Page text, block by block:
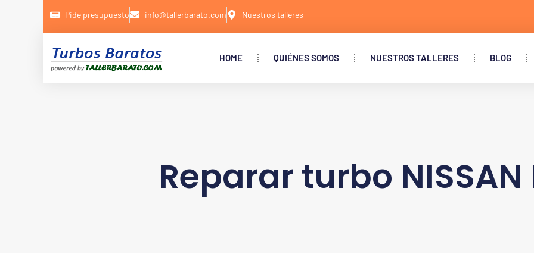
Pide presupuesto info@tallerbarato.com Nuestros talleres
HOME QUIÉNES SOMOS NUESTROS TALLERES BLOG
Reparar turbo